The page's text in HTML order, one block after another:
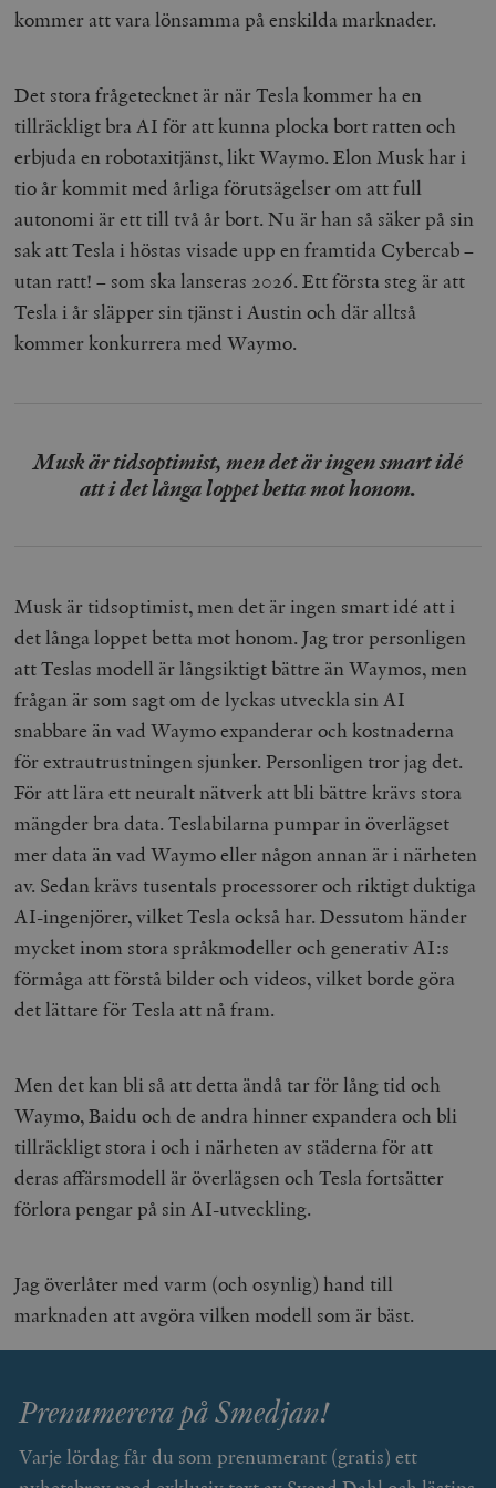
kommer att vara lönsamma på enskilda marknader.
Det stora frågetecknet är när Tesla kommer ha en
tillräckligt bra AI för att kunna plocka bort ratten och
erbjuda en robotaxitjänst, likt Waymo. Elon Musk har i
tio år kommit med årliga förutsägelser om att full
autonomi är ett till två år bort. Nu är han så säker på sin
sak att Tesla i höstas visade upp en framtida Cybercab –
utan ratt! – som ska lanseras 2026. Ett första steg är att
Tesla i år släpper sin tjänst i Austin och där alltså
kommer konkurrera med Waymo.
Musk är tidsoptimist, men det är ingen smart idé
att i det långa loppet betta mot honom.
Musk är tidsoptimist, men det är ingen smart idé att i
det långa loppet betta mot honom. Jag tror personligen
att Teslas modell är långsiktigt bättre än Waymos, men
frågan är som sagt om de lyckas utveckla sin AI
snabbare än vad Waymo expanderar och kostnaderna
för extrautrustningen sjunker. Personligen tror jag det.
För att lära ett neuralt nätverk att bli bättre krävs stora
mängder bra data. Teslabilarna pumpar in överlägset
mer data än vad Waymo eller någon annan är i närheten
av. Sedan krävs tusentals processorer och riktigt duktiga
AI-ingenjörer, vilket Tesla också har. Dessutom händer
mycket inom stora språkmodeller och generativ AI:s
förmåga att förstå bilder och videos, vilket borde göra
det lättare för Tesla att nå fram.
Men det kan bli så att detta ändå tar för lång tid och
Waymo, Baidu och de andra hinner expandera och bli
tillräckligt stora i och i närheten av städerna för att
deras affärsmodell är överlägsen och Tesla fortsätter
förlora pengar på sin AI-utveckling.
Jag överlåter med varm (och osynlig) hand till
marknaden att avgöra vilken modell som är bäst.
Prenumerera på Smedjan!
Varje lördag får du som prenumerant (gratis) ett